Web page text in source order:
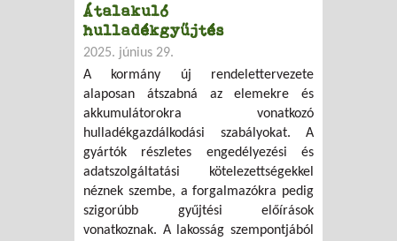
Átalakuló
hulladékgyűjtés
2025. június 29.
A kormány új rendelettervezete
alaposan átszabná az elemekre és
akkumulátorokra vonatkozó
hulladékgazdálkodási szabályokat. A
gyártók részletes engedélyezési és
adatszolgáltatási kötelezettségekkel
néznek szembe, a forgalmazókra pedig
szigorúbb gyűjtési előírások
vonatkoznak. A lakosság szempontjából